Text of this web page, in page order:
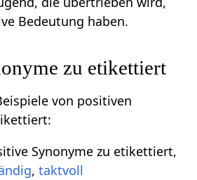
Bedeutung haben.
zu etikettiert
von positiven
Synonyme zu etikettiert,
, taktvoll